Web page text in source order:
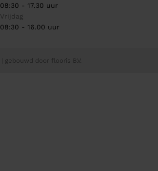
08:30 - 17.30 uur
Vrijdag
08:30 - 16.00 uur
| gebouwd door flooris B.V.